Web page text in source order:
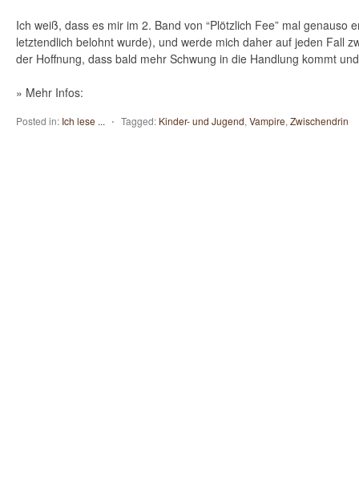
Ich weiß, dass es mir im 2. Band von “Plötzlich Fee” mal genauso
letztendlich belohnt wurde), und werde mich daher auf jeden Fall
der Hoffnung, dass bald mehr Schwung in die Handlung kommt
» Mehr Infos:
Posted in: Ich lese ... ⋅ Tagged: Kinder- und Jugend, Vampire, Zwischendrin